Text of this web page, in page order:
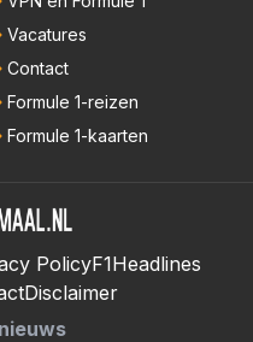
Vacatures
Contact
Formule 1-reizen
Formule 1-kaarten
PolicyF1Headlines
Disclaimer